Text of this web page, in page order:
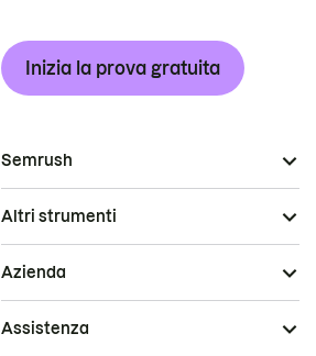
Inizia la prova gratuita
Semrush
Altri strumenti
Azienda
Assistenza